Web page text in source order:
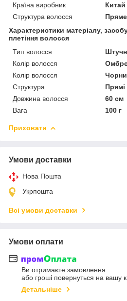
Країна виробник
Китай
Структура волосся
Пряме
Характеристики матеріалу,
плетіння волосся
Тип волосся
Колір волосся
Колір волосся
Структура
Прямі
Довжина волосся
60 см
Вага
100 г
Приховати
Умови доставки
Нова Пошта
Укрпошта
Всі умови доставки
Умови оплати
Ви отримаєте замовлення
або гроші повернуться на вашу
Детальніше